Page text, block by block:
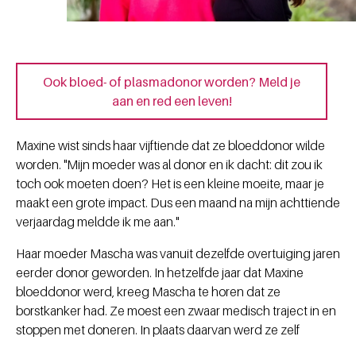
Ook bloed- of plasmadonor worden? Meld je
aan en red een leven!
Maxine wist sinds haar vijftiende dat ze bloeddonor wilde
worden. "Mijn moeder was al donor en ik dacht: dit zou ik
toch ook moeten doen? Het is een kleine moeite, maar je
maakt een grote impact. Dus een maand na mijn achttiende
verjaardag meldde ik me aan."
Haar moeder Mascha was vanuit dezelfde overtuiging jaren
eerder donor geworden. In hetzelfde jaar dat Maxine
bloeddonor werd, kreeg Mascha te horen dat ze
borstkanker had. Ze moest een zwaar medisch traject in en
stoppen met doneren. In plaats daarvan werd ze zelf